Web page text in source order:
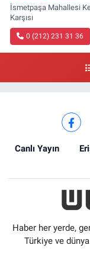
İsmetpaşa Mahallesi
Karşısı
0 (212) 231 31 36
Canlı Yayın
Haber her yerde,
Türkiye ve